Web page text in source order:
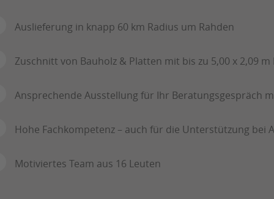
Auslieferung in knapp 60 km Radius um Rahden
Zuschnitt von Bauholz & Platten mit bis zu 5,00 x 2,09 m
Ansprechende Ausstellung für Ihr Beratungsgespräch
Hohe Fachkompetenz – auch für die Unterstützung bei
Motiviertes Team aus 16 Leuten